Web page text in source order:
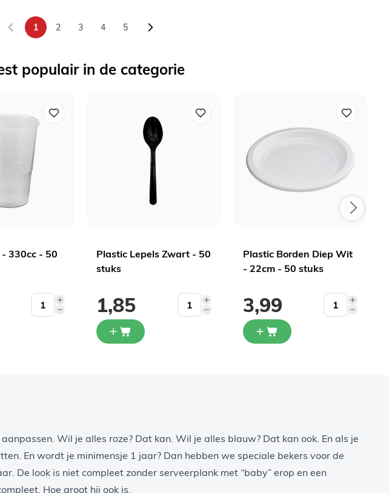
U lees momenteel pagina
1 Pagina
2 Pagina
3 Pagina
4 Pagina
5
populair in de categorie
330cc - 50
Plastic Lepels Zwart - 50
stuks
1,85
Plastic Borden Diep Wit
- 22cm - 50 stuks
3,99
Wil je alles roze? Dat kan. Wil je alles blauw? Dat kan ook. En als je
En wordt je minimensje 1 jaar? Dan hebben we speciale bekers voor de
De look is niet compleet zonder serveerplank met “baby” erop en een
Hoe groot hij ook is.